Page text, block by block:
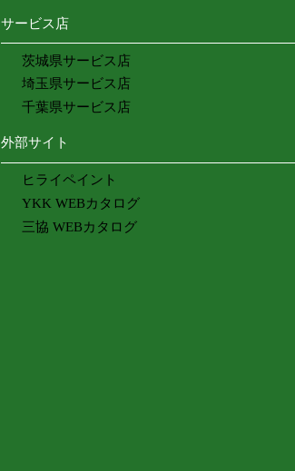
サービス店
茨城県サービス店
埼玉県サービス店
千葉県サービス店
外部サイト
ヒライペイント
YKK WEBカタログ
三協 WEBカタログ